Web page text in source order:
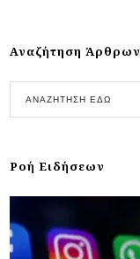
Αναζήτηση Άρθρων
Ροή Ειδήσεων